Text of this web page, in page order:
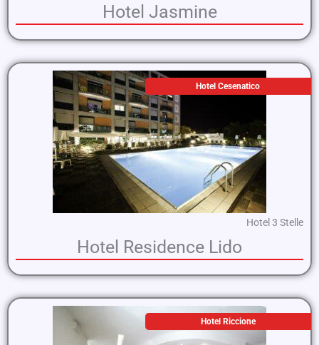
Hotel Jasmine
Hotel Cesenatico
Hotel 3 Stelle
Hotel Residence Lido
Hotel Riccione